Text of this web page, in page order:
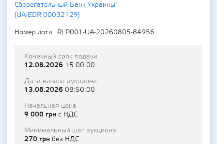
Сберегательный Банк Украины"
(UA-EDR 00032129)
Номер лота
RLP001-UA-20260805-84956
Конечный срок подачи
12.08.2026 15:00:00
Дата начала аукциона
13.08.2026 08:50:00
Начальная цена
9 000 грн с НДС
Минимальный шаг аукциона
270 грн без НДС